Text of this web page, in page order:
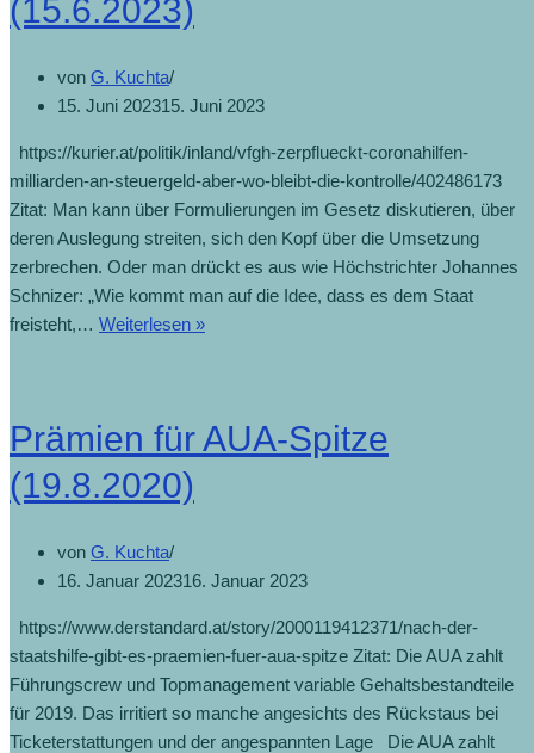
(15.6.2023)
von G. Kuchta
15. Juni 202315. Juni 2023
https://kurier.at/politik/inland/vfgh-zerpflueckt-coronahilfen-
milliarden-an-steuergeld-aber-wo-bleibt-die-kontrolle/402486173
Zitat: Man kann über Formulierungen im Gesetz diskutieren, über
deren Auslegung streiten, sich den Kopf über die Umsetzung
zerbrechen. Oder man drückt es aus wie Höchstrichter Johannes
Schnizer: „Wie kommt man auf die Idee, dass es dem Staat
freisteht,… Weiterlesen »
Prämien für AUA-Spitze
(19.8.2020)
von G. Kuchta
16. Januar 202316. Januar 2023
https://www.derstandard.at/story/2000119412371/nach-der-
staatshilfe-gibt-es-praemien-fuer-aua-spitze Zitat: Die AUA zahlt
Führungscrew und Topmanagement variable Gehaltsbestandteile
für 2019. Das irritiert so manche angesichts des Rückstaus bei
Ticketerstattungen und der angespannten Lage Die AUA zahlt